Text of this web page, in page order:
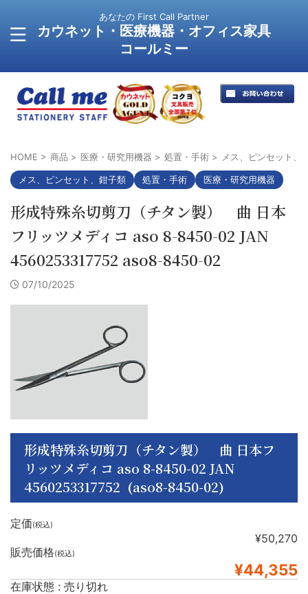
あなたの First Call Partner
カウネット・医療機器・オフィス家具
コールミー
HOME > 商品 > 医療・研究用機器 > 処置・手術 > メス、ピンセット、
メス、ピンセット、鉗子類 処置・手術 医療・研究用機器
形成特殊糸切剪刀（チタン製） 曲 日本
フリッツメディコ aso 8-8450-02 JAN
4560253317752 aso8-8450-02
07/10/2025
形成特殊糸切剪刀（チタン製） 曲 日本フ
リッツメディコ aso 8-8450-02 JAN
4560253317752 (aso8-8450-02)
定価(税込)
¥50,270
販売価格(税込)
¥44,355
在庫状態 : 売り切れ